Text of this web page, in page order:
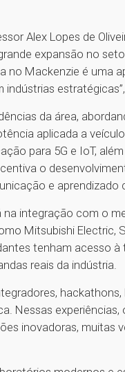
Alex Lopes de
expansão no
no Mackenzie é uma
da área,
aplicada a
para 5G e IoT,
o
e aprendizado
integração com o
Mitsubishi Electric,
tenham acesso à
reais da indústria.
Nessas
inovadoras, muitas